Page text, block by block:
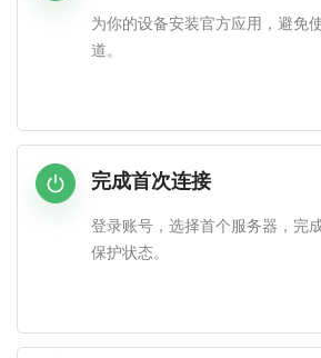
为你的设备安装官方应用，避免
道。
完成首次连接
登录账号，选择首个服务器，完
保护状态。